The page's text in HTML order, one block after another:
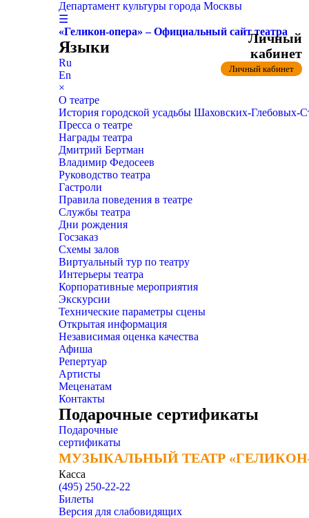
Департамент культуры города Москвы
☰
«Геликон-опера» – Официальный сайт театра
Языки
Ru
En
×
О театре
История городской усадьбы Шаховских-
Пресса о театре
Награды театра
Дмитрий Бертман
Владимир Федосеев
Руководство театра
Гастроли
Правила поведения в театре
Службы театра
Дни рождения
Госзаказ
Схемы залов
Виртуальный тур по театру
Интерьеры театра
Корпоративные мероприятия
Экскурсии
Технические параметры сцены
Открытая информация
Независимая оценка качества
Афиша
Репертуар
Артисты
Меценатам
Контакты
Подарочные сертификаты
Подарочные
сертификаты
МУЗЫКАЛЬНЫЙ ТЕАТР
МУЗЫКАЛЬНЫЙ ТЕАТР
Касса
(495) 250-22-22
Личный
кабинет
Личный кабинет
Билеты
Версия для слабовидящих